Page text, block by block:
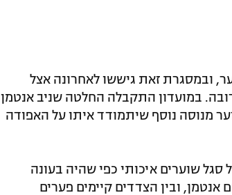
ובמסגרת זאת גיששו לאחרונה אצל
במועדון התקבלה החלטה שניב אנטמן
מנוסה נוסף שיתמודד איתו על האפודה
סגל שוערים איכותי כפי שהיה בעונה
ובין הצדדים קיימים פערים